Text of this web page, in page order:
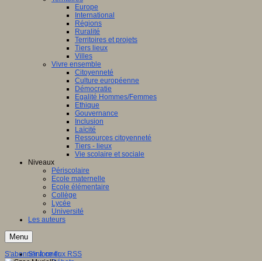
Europe
International
Régions
Ruralité
Territoires et projets
Tiers lieux
Villes
Vivre ensemble
Citoyenneté
Culture européenne
Démocratie
Egalité Hommes/Femmes
Ethique
Gouvernance
Inclusion
Laïcité
Ressources citoyenneté
Tiers - lieux
Vie scolaire et sociale
Niveaux
Périscolaire
Ecole maternelle
Ecole élémentaire
Collège
Lycée
Université
Les auteurs
Menu
S'informer
S'abonner à ce flux RSS